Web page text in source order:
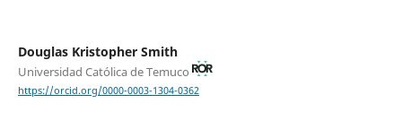
Douglas Kristopher Smith
Universidad Católica de Temuco
https://orcid.org/0000-0003-1304-0362